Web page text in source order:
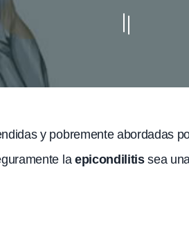
y pobremente abordadas
la epicondilitissea